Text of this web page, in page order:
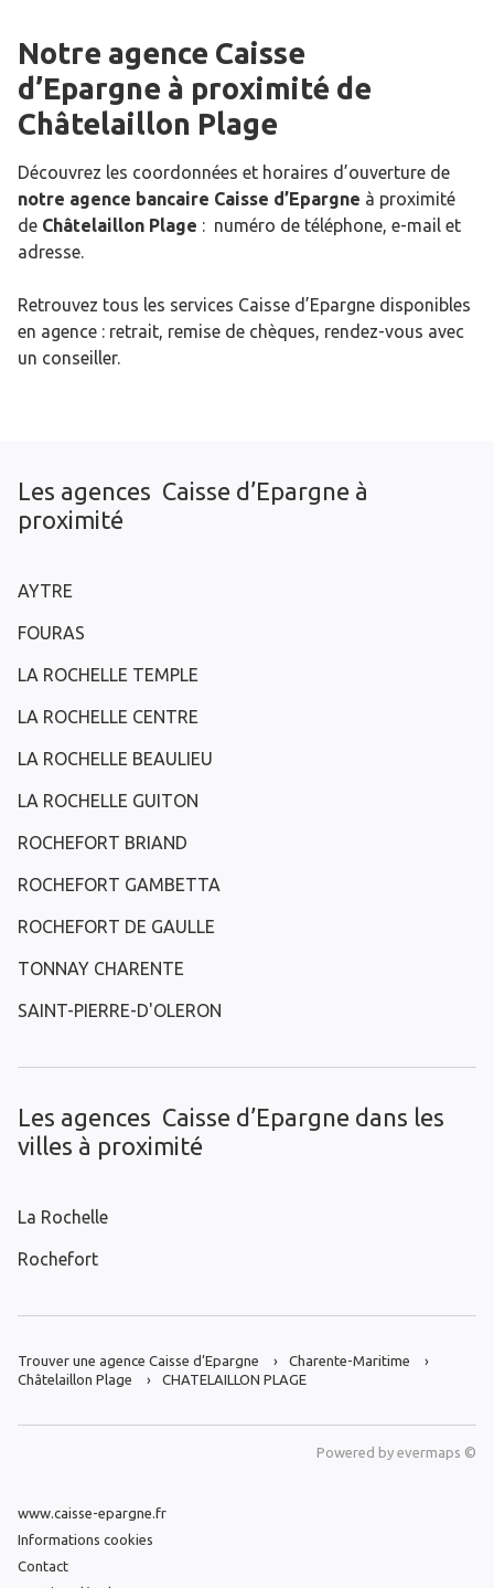
Notre agence Caisse
d’Epargne à proximité de
Châtelaillon Plage
Découvrez les coordonnées et horaires d’ouverture de
notre agence bancaire Caisse d’Epargne à proximité
de Châtelaillon Plage : numéro de téléphone, e-mail et
adresse.
Retrouvez tous les services Caisse d’Epargne disponibles
en agence : retrait, remise de chèques, rendez-vous avec
un conseiller.
Les agences Caisse d’Epargne à
proximité
AYTRE
FOURAS
LA ROCHELLE TEMPLE
LA ROCHELLE CENTRE
LA ROCHELLE BEAULIEU
LA ROCHELLE GUITON
ROCHEFORT BRIAND
ROCHEFORT GAMBETTA
ROCHEFORT DE GAULLE
TONNAY CHARENTE
SAINT-PIERRE-D'OLERON
Les agences Caisse d’Epargne dans les
villes à proximité
La Rochelle
Rochefort
Trouver une agence Caisse d’Epargne
Charente-Maritime
Châtelaillon Plage
CHATELAILLON PLAGE
Powered by evermaps ©
www.caisse-epargne.fr
Informations cookies
Contact